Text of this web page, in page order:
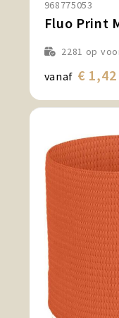
Snoepgoed en Koek
Strand en Zomer
Technologie
Tassen
Textiel, Kleding
Wijngeschenken
968775053
Fluo Print
2281 op
vanaf € 1,42